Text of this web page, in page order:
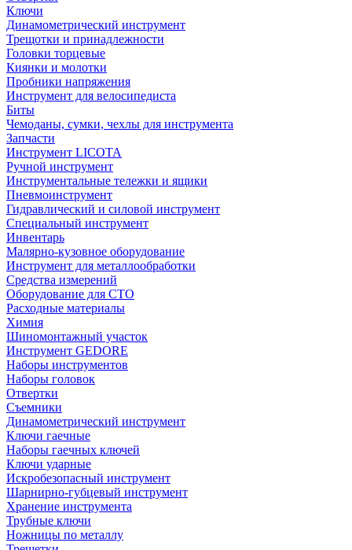
Ключи
Динамометрический инструмент
Трещотки и принадлежности
Головки торцевые
Киянки и молотки
Пробники напряжения
Инструмент для велосипедиста
Биты
Чемоданы, сумки, чехлы для инструмента
Запчасти
Инструмент LICOTA
Ручной инструмент
Инструментальные тележки и ящики
Пневмоинструмент
Гидравлический и силовой инструмент
Специальный инструмент
Инвентарь
Малярно-кузовное оборудование
Инструмент для металлообработки
Средства измерений
Оборудование для СТО
Расходные материалы
Химия
Шиномонтажный участок
Инструмент GEDORE
Наборы инструментов
Наборы головок
Отвертки
Съемники
Динамометрический инструмент
Ключи гаечные
Наборы гаечных ключей
Ключи ударные
Искробезопасный инструмент
Шарнирно-губцевый инструмент
Хранение инструмента
Трубные ключи
Ножницы по металлу